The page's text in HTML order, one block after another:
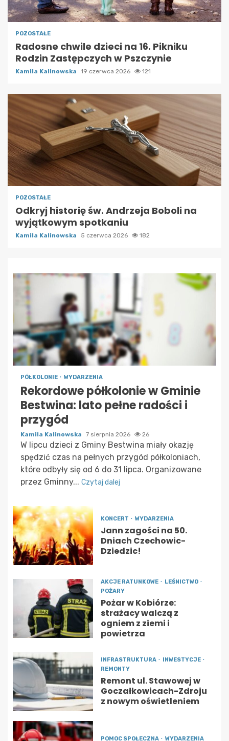
POZOSTAŁE
Radosne chwile dzieci na 16. Pikniku
Rodzin Zastępczych w Pszczynie
Kamila Kalinowska 19 czerwca 2026 121
POZOSTAŁE
Odkryj historię św. Andrzeja Boboli na
wyjątkowym spotkaniu
Kamila Kalinowska 5 czerwca 2026 182
PÓŁKOLONIE WYDARZENIA
Rekordowe półkolonie w Gminie
Bestwina: lato pełne radości i
przygód
Kamila Kalinowska 7 sierpnia 2026 26
W lipcu dzieci z Gminy Bestwina miały okazję
spędzić czas na pełnych przygód półkoloniach,
które odbyły się od 6 do 31 lipca. Organizowane
przez Gminny... Czytaj dalej
KONCERT WYDARZENIA
Jann zagości na 50.
Dniach Czechowic-
Dziedzic!
AKCJE RATUNKOWE
LEŚNICTWO
POŻARY
Pożar w Kobiórze:
strażacy walczą z
ogniem z ziemi i
powietrza
INFRASTRUKTURA
INWESTYCJE
REMONTY
Remont ul. Stawowej w
Goczałkowicach-Zdroju
z nowym oświetleniem
POMOC SPOŁECZNA WYDARZENIA